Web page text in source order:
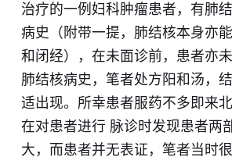
治疗的一例妇科肿瘤患者，有肺
病史（附带一提，肺结核本身亦
和闭经），在未面诊前，患者亦
肺结核病史，笔者处方阳和汤，
适出现。所幸患者服药不多即来
在对患者进行 脉诊时发现患者两
大，而患者并无表证，笔者当时